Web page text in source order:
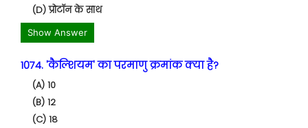
(D) प्रोटॉन के साथ
Show Answer
1074. 'कैल्शियम' का परमाणु क्रमांक क्या है?
(A) 10
(B) 12
(C) 18